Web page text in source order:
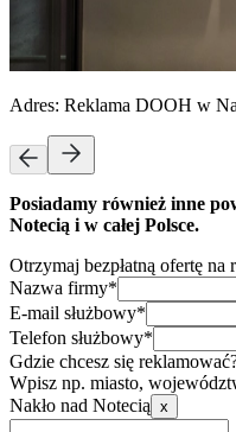
Adres: Reklama DOOH w
Posiadamy również inne
Notecią i w całej Polsce.
Otrzymaj bezpłatną ofertę
Nazwa firmy*
E-mail służbowy*
Telefon służbowy*
Gdzie chcesz się
Wpisz np. miasto,
Nakło nad Notecią x